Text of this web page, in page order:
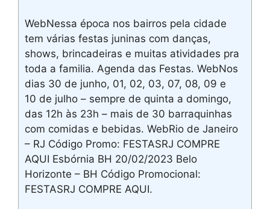
WebNessa época nos bairros pela cidade
tem várias festas juninas com danças,
shows, brincadeiras e muitas atividades pra
toda a familia. Agenda das Festas. WebNos
dias 30 de junho, 01, 02, 03, 07, 08, 09 e
10 de julho – sempre de quinta a domingo,
das 12h às 23h – mais de 30 barraquinhas
com comidas e bebidas. WebRio de Janeiro
– RJ Código Promo: FESTASRJ COMPRE
AQUI Esbórnia BH 20/02/2023 Belo
Horizonte – BH Código Promocional:
FESTASRJ COMPRE AQUI.